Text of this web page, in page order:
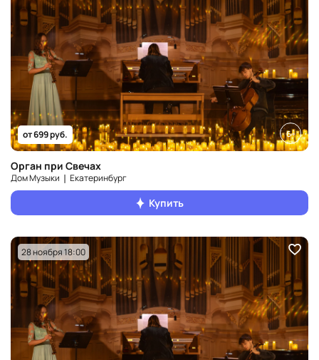
от 699 руб. 6+
Орган при Свечах
Дом Музыки ❘ Екатеринбург
Купить
28 ноября 18:00